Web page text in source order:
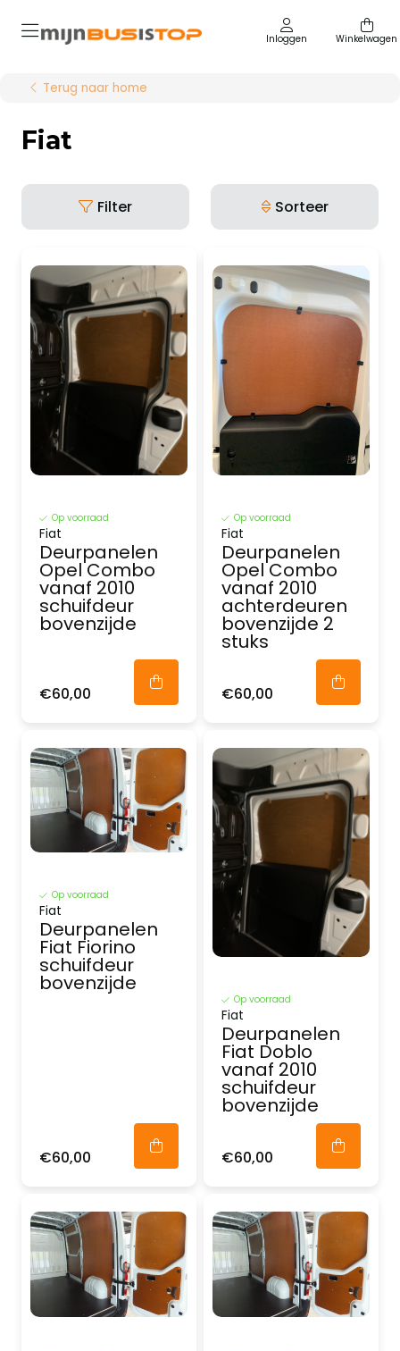
Inloggen Winkelwagen
Terug naar home
Fiat
Filter Sorteer
Op voorraad
Fiat
Deurpanelen
Opel Combo
vanaf 2010
schuifdeur
bovenzijde
€60,00
Op voorraad
Fiat
Deurpanelen
Opel Combo
vanaf 2010
achterdeuren
bovenzijde 2
stuks
€60,00
Op voorraad
Fiat
Deurpanelen
Fiat Fiorino
schuifdeur
bovenzijde
€60,00
Op voorraad
Fiat
Deurpanelen
Fiat Doblo
vanaf 2010
schuifdeur
bovenzijde
€60,00